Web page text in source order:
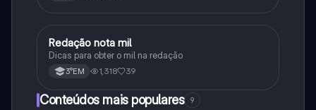
Português
Redação nota mil
Dicas para obter o mil na redação
3°EM 1,318 39
Conteúdos mais populares 9